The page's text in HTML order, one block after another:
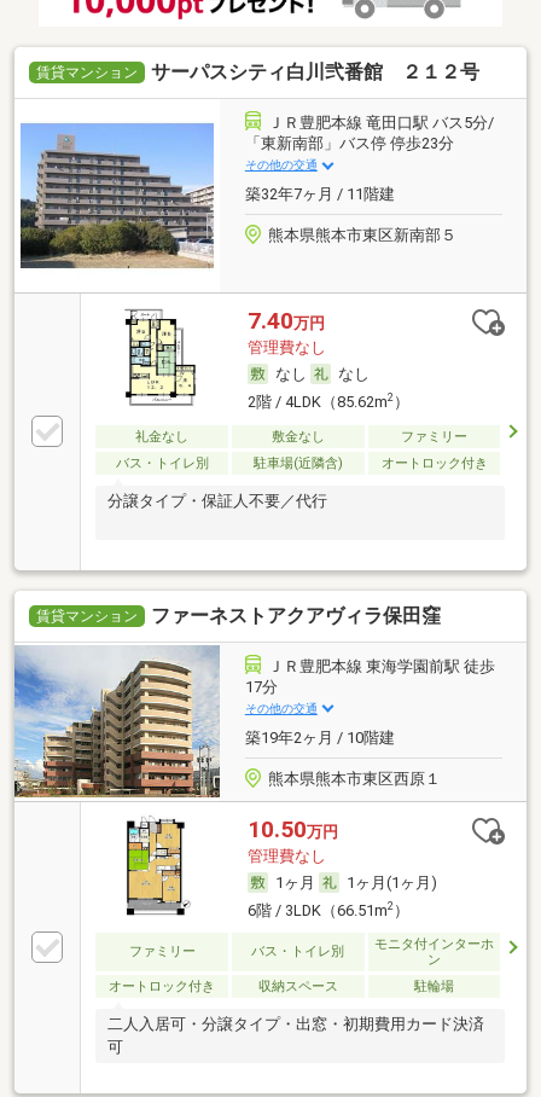
賃貸マンション サーパスシティ白川弐番館 ２１２号
ＪＲ豊肥本線 竜田口駅 バス5分/
「東新南部」バス停 停歩23分
その他の交通
築32年7ヶ月 / 11階建
熊本県熊本市東区新南部５
7.40万円
管理費なし
なし
なし
2階 / 4LDK（85.62m2）
礼金なし 敷金なし
ファミリー
バス・トイレ別
駐車場(近隣含) オートロック付き
分譲タイプ・保証人不要／代行
賃貸マンション ファーネストアクアヴィラ保田窪
ＪＲ豊肥本線 東海学園前駅 徒歩
17分
その他の交通
築19年2ヶ月 / 10階建
熊本県熊本市東区西原１
10.50万円
管理費なし
1ヶ月
1ヶ月(1ヶ月)
6階 / 3LDK（66.51m2）
ファミリー バス・トイレ別
モニタ付インターホ
ン
オートロック付き
収納スペース 駐輪場
二人入居可・分譲タイプ・出窓・初期費用カード決済
可